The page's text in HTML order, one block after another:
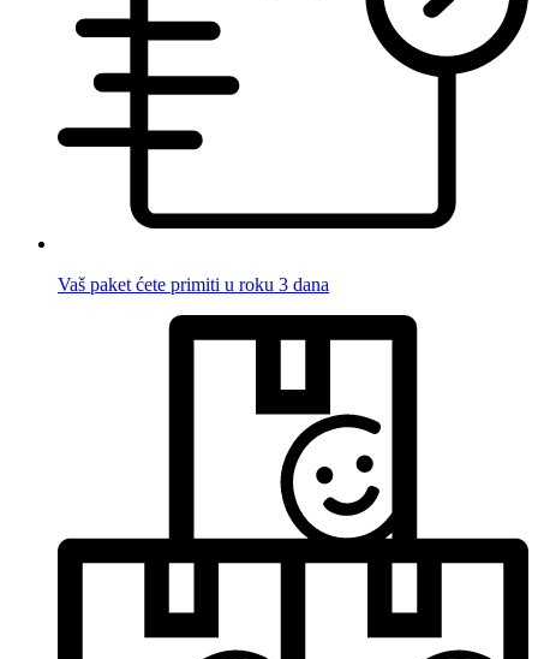
Vaš paket ćete primiti u roku 3 dana